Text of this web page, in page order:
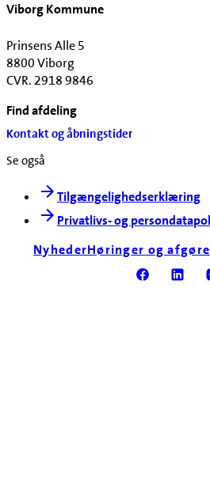
Viborg Kommune
Prinsens Alle 5
8800 Viborg
CVR. 2918 9846
Find afdeling
Kontakt og åbningstider
Se også
Tilgængelighedserklæring
Privatlivs- og
NyhederHøringer og